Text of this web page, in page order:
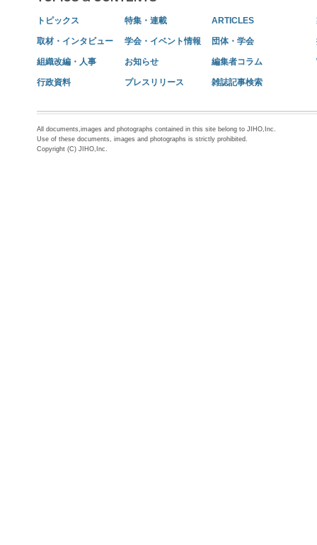
トピックス 特集・連載 ARTICLES
取材・インタビュー 学会・イベント情報 団体・学会
組織改編・人事 お知らせ 編集者コラム
行政資料 プレスリリース 雑誌記事検索
All documents,images and photographs contained in this site belong to JIHO,Inc.
Use of these documents, images and photographs is strictly prohibited.
Copyright (C) JIHO,Inc.